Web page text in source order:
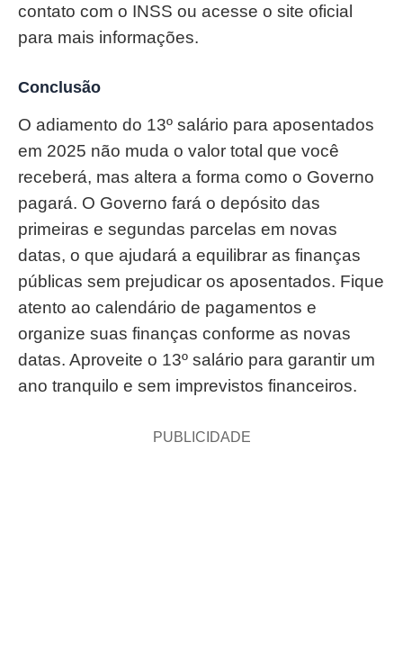
contato com o INSS ou acesse o site oficial
para mais informações.
Conclusão
O adiamento do 13º salário para aposentados
em 2025 não muda o valor total que você
receberá, mas altera a forma como o Governo
pagará. O Governo fará o depósito das
primeiras e segundas parcelas em novas
datas, o que ajudará a equilibrar as finanças
públicas sem prejudicar os aposentados. Fique
atento ao calendário de pagamentos e
organize suas finanças conforme as novas
datas. Aproveite o 13º salário para garantir um
ano tranquilo e sem imprevistos financeiros.
PUBLICIDADE